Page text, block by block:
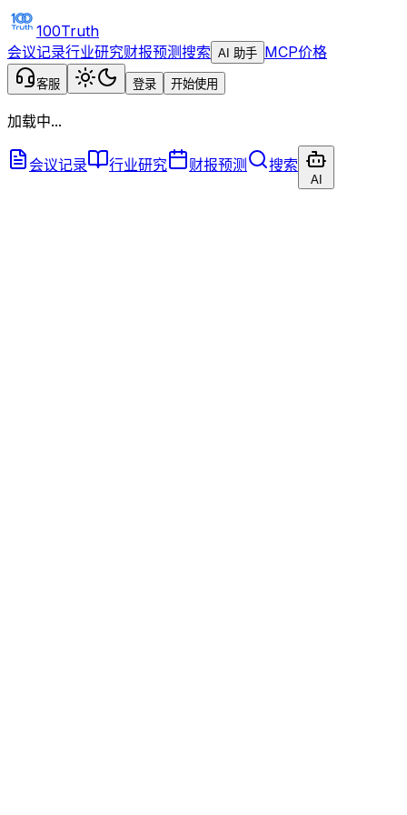
100Truth
会议记录行业研究财报预测搜索 AI 助手 MCP价格
客服 登录 开始使用
加载中...
会议记录 行业研究 财报预测 搜索
AI